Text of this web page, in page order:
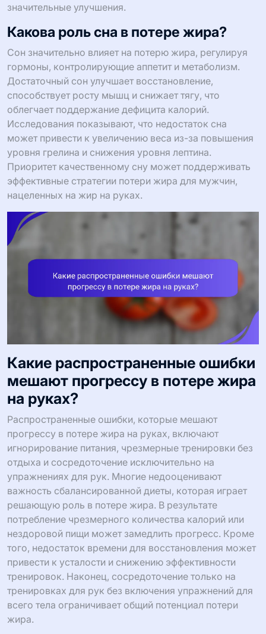
значительные улучшения.
Какова роль сна в потере жира?
Сон значительно влияет на потерю жира, регулируя
гормоны, контролирующие аппетит и метаболизм.
Достаточный сон улучшает восстановление,
способствует росту мышц и снижает тягу, что
облегчает поддержание дефицита калорий.
Исследования показывают, что недостаток сна
может привести к увеличению веса из-за повышения
уровня грелина и снижения уровня лептина.
Приоритет качественному сну может поддерживать
эффективные стратегии потери жира для мужчин,
нацеленных на жир на руках.
Какие распространенные ошибки
мешают прогрессу в потере жира
на руках?
Распространенные ошибки, которые мешают
прогрессу в потере жира на руках, включают
игнорирование питания, чрезмерные тренировки без
отдыха и сосредоточение исключительно на
упражнениях для рук. Многие недооценивают
важность сбалансированной диеты, которая играет
решающую роль в потере жира. В результате
потребление чрезмерного количества калорий или
нездоровой пищи может замедлить прогресс. Кроме
того, недостаток времени для восстановления может
привести к усталости и снижению эффективности
тренировок. Наконец, сосредоточение только на
тренировках для рук без включения упражнений для
всего тела ограничивает общий потенциал потери
жира.